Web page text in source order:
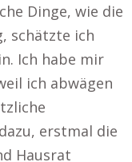
Dinge, wie die
schätzte ich
Ich habe mir
ich abwägen
erstmal die
Hausrat